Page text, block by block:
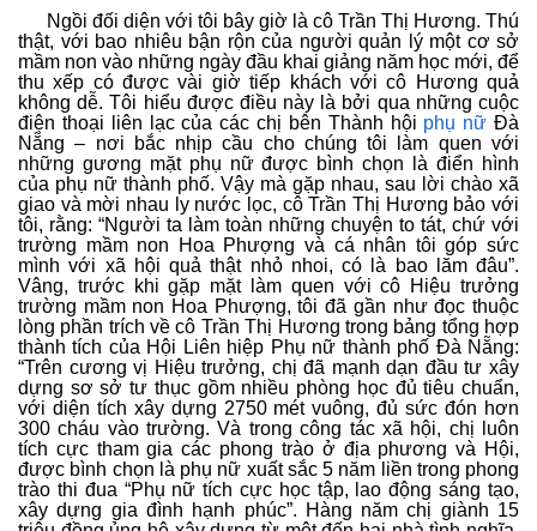
Ngồi đối diện với tôi bây giờ là cô Trần Thị Hương. Thú
thật, với bao nhiêu bận rộn của người quản lý một cơ sở
mầm non vào những ngày đầu khai giảng năm học mới, để
thu xếp có được vài giờ tiếp khách với cô Hương quả
không dễ. Tôi hiểu được điều này là bởi qua những cuộc
điện thoại liên lạc của các chị bên Thành hội phụ nữ Đà
Nẵng – nơi bắc nhịp cầu cho chúng tôi làm quen với
những gương mặt phụ nữ được bình chọn là điển hình
của phụ nữ thành phố. Vậy mà gặp nhau, sau lời chào xã
giao và mời nhau ly nước lọc, cô Trần Thị Hương bảo với
tôi, rằng: “Người ta làm toàn những chuyện to tát, chứ với
trường mầm non Hoa Phượng và cá nhân tôi góp sức
mình với xã hội quả thật nhỏ nhoi, có là bao lăm đâu”.
Vâng, trước khi gặp mặt làm quen với cô Hiệu trưởng
trường mầm non Hoa Phượng, tôi đã gần như đọc thuộc
lòng phần trích về cô Trần Thị Hương trong bảng tổng hợp
thành tích của Hội Liên hiệp Phụ nữ thành phố Đà Nẵng:
“Trên cương vị Hiệu trưởng, chị đã mạnh dạn đầu tư xây
dựng sơ sở tư thục gồm nhiều phòng học đủ tiêu chuẩn,
với diện tích xây dựng 2750 mét vuông, đủ sức đón hơn
300 cháu vào trường. Và trong công tác xã hội, chị luôn
tích cực tham gia các phong trào ở địa phương và Hội,
được bình chọn là phụ nữ xuất sắc 5 năm liền trong phong
trào thi đua “Phụ nữ tích cực học tập, lao động sáng tạo,
xây dựng gia đình hạnh phúc”. Hàng năm chị giành 15